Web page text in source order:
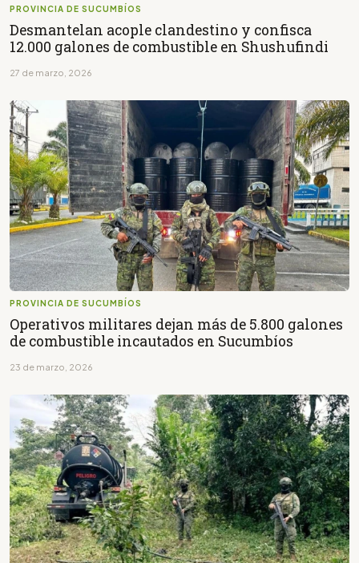
PROVINCIA DE SUCUMBÍOS
Desmantelan acople clandestino y confisca
12.000 galones de combustible en Shushufindi
27 de marzo, 2026
PROVINCIA DE SUCUMBÍOS
Operativos militares dejan más de 5.800 galones
de combustible incautados en Sucumbíos
23 de marzo, 2026